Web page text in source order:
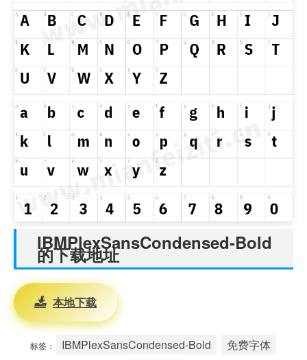
IBMPlexSansCondensed-Bold
的下载地址
本地下载
标签： IBMPlexSansCondensed-Bold
免费字体